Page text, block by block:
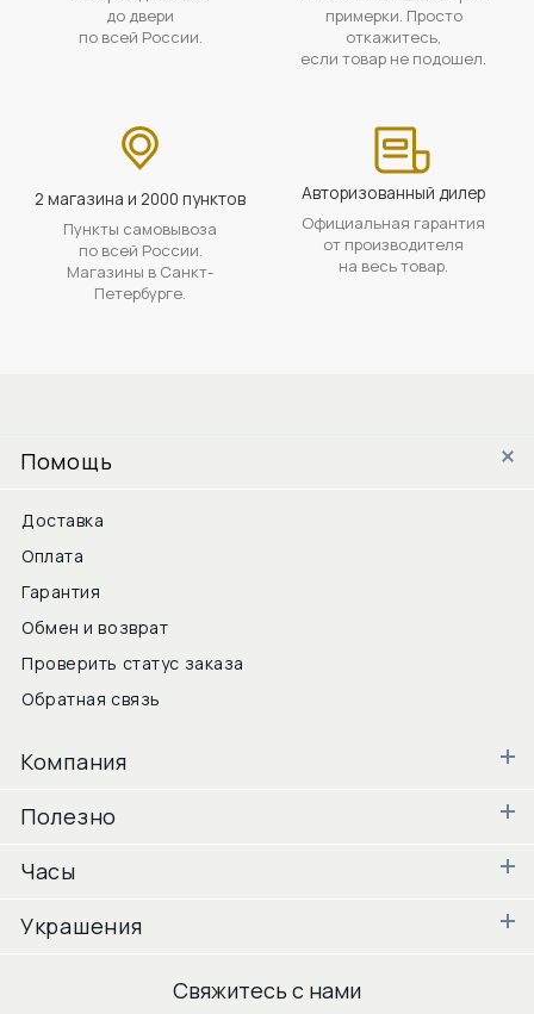
до двери
по всей России.
примерки. Просто
откажитесь,
если товар не подошел.
2 магазина и 2000 пунктов
Пункты самовывоза
по всей России.
Магазины в Санкт-
Петербурге.
Авторизованный дилер
Официальная гарантия
от производителя
на весь товар.
Помощь
Доставка
Оплата
Гарантия
Обмен и возврат
Проверить статус заказа
Обратная связь
Компания
Полезно
Часы
Украшения
Свяжитесь с нами